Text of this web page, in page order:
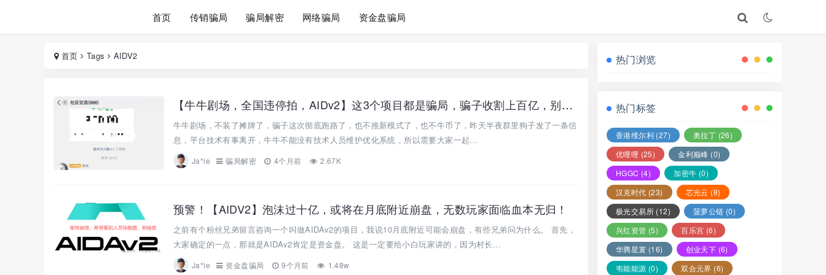
首页 传销骗局 骗局解密 网络骗局 资金盘骗局
首页 Tags AIDV2
【牛牛剧场，全国违停拍，AIDv2】这3个项目都是骗局，骗子收割上百亿，别再被骗了，赶紧远离！
牛牛剧场，不装了摊牌了，骗子这次彻底跑路了，也不推新模式了，也不牛币了，昨天半夜群里狗子发了一条信
息，平台技术有事离开，牛牛不能没有技术人员维护优化系统，所以需要大家一起...
Ja*ie 骗局解密 4个月前 2.67K
预警！【AIDV2】泡沫过十亿，或将在月底附近崩盘，无数玩家面临血本无归！
之前有个粉丝兄弟留言咨询一个叫做AIDAv2的项目，我说10月底附近可能会崩盘，有些兄弟问为什么。 首先，
大家确定的一点，那就是AIDAv2肯定是资金盘。 这是一定要给小白玩家讲的，因为村长...
Ja*ie 资金盘骗局 9个月前 1.48w
热门浏览
热门标签
香港维尔利 (27) 奥拉丁 (26)
优哩哩 (25) 金利巅峰 (0)
HGGC (4) 加密牛 (0)
汉克时代 (23) 芯光云 (8)
极光交易所 (12) 菠萝公链 (0)
兴红资管 (5) 百乐宫 (6)
华腾星寰 (16) 创业天下 (6)
韦能能源 (0) 双合元界 (6)